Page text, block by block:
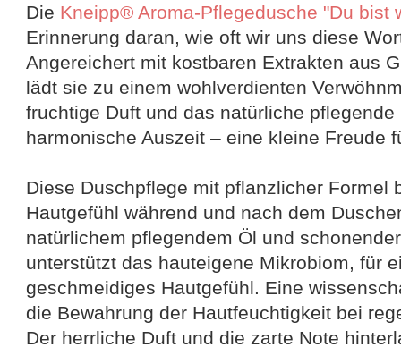
Die Kneipp® Aroma-Pflegedusche "Du bist
Erinnerung daran, wie oft wir uns diese
Angereichert mit kostbaren Extrakten aus
lädt sie zu einem wohlverdienten
fruchtige Duft und das natürliche
harmonische Auszeit – eine kleine Freude
Diese Duschpflege mit pflanzlicher Formel
Hautgefühl während und nach dem
natürlichem pflegendem Öl und
unterstützt das hauteigene Mikrobiom, für
geschmeidiges Hautgefühl. Eine
die Bewahrung der Hautfeuchtigkeit bei
Der herrliche Duft und die zarte Note